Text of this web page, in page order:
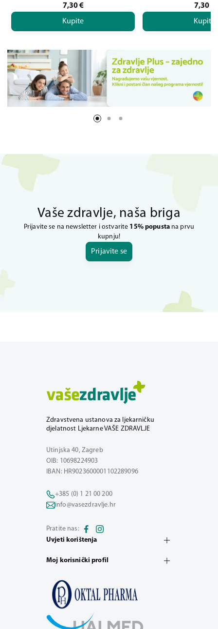
7,30 €
Kupite
7,30
Kupite
Vaše zdravlje, naša briga
Prijavite se na newsletter i ostvarite 15% popustana prvu
kupnju!
Prijavite se
Zdravstvena ustanova za ljekarničku
djelatnost Ljekarne VAŠE ZDRAVLJE
Utinjska 40, Zagreb
OIB: 10698224903
IBAN: HR9023600001102289096
+385 (0) 1 21 00 200
info@vasezdravlje.hr
Pratite nas:
Uvjeti korištenja
Moj korisnički profil